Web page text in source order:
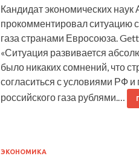
Кандидат экономических
прокомментировал ситуацию
газа странами Евросоюза.
«Ситуация развивается
было никаких сомнений, что
согласиться с условиями РФ и
российского газа рублями.…
ЭКОНОМИКА